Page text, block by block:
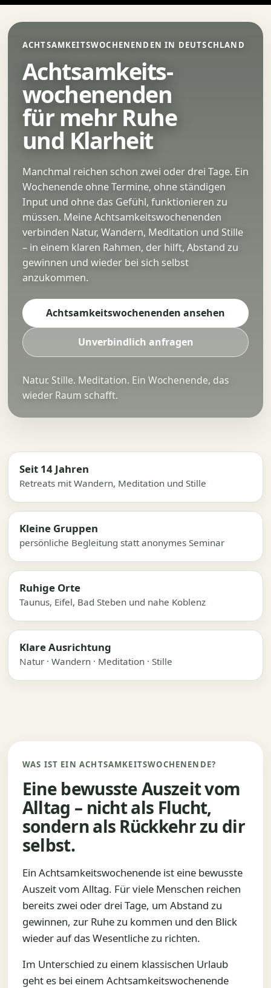
Inhalt
springen
ACHTSAMKEITSWOCHENENDEN IN DEUTSCHLAND
Achtsamkeits-
wochenenden
für mehr Ruhe
und Klarheit
Manchmal reichen schon zwei oder drei Tage. Ein
Wochenende ohne Termine, ohne ständigen
Input und ohne das Gefühl, funktionieren zu
müssen. Meine Achtsamkeitswochenenden
verbinden Natur, Wandern, Meditation und Stille
– in einem klaren Rahmen, der hilft, Abstand zu
gewinnen und wieder bei sich selbst
anzukommen.
Achtsamkeitswochenenden ansehen
Unverbindlich anfragen
Natur. Stille. Meditation. Ein Wochenende, das
wieder Raum schafft.
Seit 14 Jahren
Retreats mit Wandern, Meditation und Stille
Kleine Gruppen
persönliche Begleitung statt anonymes Seminar
Ruhige Orte
Taunus, Eifel, Bad Steben und nahe Koblenz
Klare Ausrichtung
Natur · Wandern · Meditation · Stille
WAS IST EIN ACHTSAMKEITSWOCHENENDE?
Eine bewusste Auszeit vom
Alltag – nicht als Flucht,
sondern als Rückkehr zu dir
selbst.
Ein Achtsamkeitswochenende ist eine bewusste
Auszeit vom Alltag. Für viele Menschen reichen
bereits zwei oder drei Tage, um Abstand zu
gewinnen, zur Ruhe zu kommen und den Blick
wieder auf das Wesentliche zu richten.
Im Unterschied zu einem klassischen Urlaub
geht es bei einem Achtsamkeitswochenende